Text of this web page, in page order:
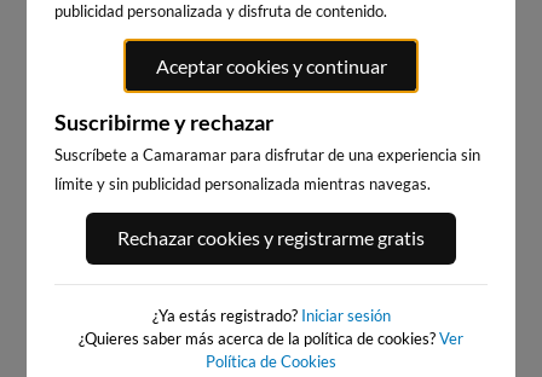
WEBCAM PLAYA DE AGUETE
WEBCAMS CERCANAS
publicidad personalizada y disfruta de contenido.
Aceptar cookies y continuar
Suscribirme y rechazar
Suscríbete a Camaramar para disfrutar de una experiencia sin
límite y sin publicidad personalizada mientras navegas.
Rechazar cookies y registrarme gratis
¿Ya estás registrado? Iniciar sesión
¿Quieres saber más acerca de la política de cookies?Ver
Política de Cookies